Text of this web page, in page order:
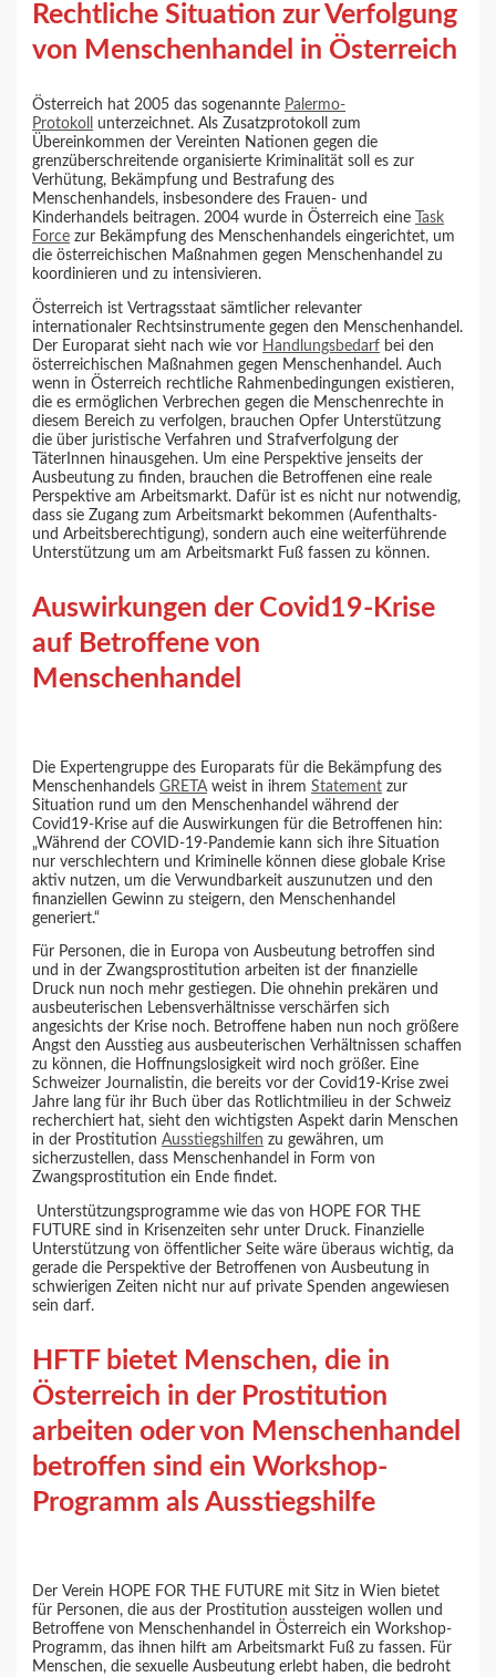
Rechtliche Situation zur Verfolgung
von Menschenhandel in Österreich
Österreich hat 2005 das sogenannte Palermo-
Protokoll
unterzeichnet. Als Zusatzprotokoll zum
Übereinkommen der Vereinten Nationen gegen die
grenzüberschreitende organisierte Kriminalität soll es zur
Verhütung, Bekämpfung und Bestrafung des
Menschenhandels, insbesondere des Frauen- und
Kinderhandels beitragen. 2004 wurde in Österreich eine
Task
Force zur Bekämpfung des Menschenhandels eingerichtet, um
die österreichischen Maßnahmen gegen Menschenhandel zu
koordinieren und zu intensivieren.
Österreich ist Vertragsstaat sämtlicher relevanter
internationaler Rechtsinstrumente gegen den Menschenhandel.
Der Europarat sieht nach wie vor Handlungsbedarf bei den
österreichischen Maßnahmen gegen Menschenhandel. Auch
wenn in Österreich rechtliche Rahmenbedingungen existieren,
die es ermöglichen Verbrechen gegen die Menschenrechte in
diesem Bereich zu verfolgen, brauchen Opfer Unterstützung
die über juristische Verfahren und Strafverfolgung der
TäterInnen hinausgehen. Um eine Perspektive jenseits der
Ausbeutung zu finden, brauchen die Betroffenen eine reale
Perspektive am Arbeitsmarkt. Dafür ist es nicht nur notwendig,
dass sie Zugang zum Arbeitsmarkt bekommen (Aufenthalts-
und Arbeitsberechtigung), sondern auch eine weiterführende
Unterstützung um am Arbeitsmarkt Fuß fassen zu können.
Auswirkungen der Covid19-Krise
auf Betroffene von
Menschenhandel
Die Expertengruppe des Europarats für die Bekämpfung des
MenschenhandelsGRETA weist in ihremStatement zur
Situation rund um den Menschenhandel während der
Covid19-Krise auf die Auswirkungen für die Betroffenen hin:
„Während der COVID-19-Pandemie kann sich ihre Situation
nur verschlechtern und Kriminelle können diese globale Krise
aktiv nutzen, um die Verwundbarkeit auszunutzen und den
finanziellen Gewinn zu steigern, den Menschenhandel
generiert.“
Für Personen, die in Europa von Ausbeutung betroffen sind
und in der Zwangsprostitution arbeiten ist der finanzielle
Druck nun noch mehr gestiegen. Die ohnehin prekären und
ausbeuterischen Lebensverhältnisse verschärfen sich
angesichts der Krise noch. Betroffene haben nun noch größere
Angst den Ausstieg aus ausbeuterischen Verhältnissen schaffen
zu können, die Hoffnungslosigkeit wird noch größer. Eine
Schweizer Journalistin, die bereits vor der Covid19-Krise zwei
Jahre lang für ihr Buch über das Rotlichtmilieu in der Schweiz
recherchiert hat, sieht den wichtigsten Aspekt darin Menschen
in der ProstitutionAusstiegshilfen zu gewähren, um
sicherzustellen, dass Menschenhandel in Form von
Zwangsprostitution ein Ende findet.
Unterstützungsprogramme wie das von HOPE FOR THE
FUTURE sind in Krisenzeiten sehr unter Druck. Finanzielle
Unterstützung von öffentlicher Seite wäre überaus wichtig, da
gerade die Perspektive der Betroffenen von Ausbeutung in
schwierigen Zeiten nicht nur auf private Spenden angewiesen
sein darf.
HFTF bietet Menschen, die in
Österreich in der Prostitution
arbeiten oder von Menschenhandel
betroffen sind ein Workshop-
Programm als Ausstiegshilfe
Der Verein HOPE FOR THE FUTURE mit Sitz in Wien bietet
für Personen, die aus der Prostitution aussteigen wollen und
Betroffene von Menschenhandel in Österreich ein Workshop-
Programm, das ihnen hilft am Arbeitsmarkt Fuß zu fassen. Für
Menschen, die sexuelle Ausbeutung erlebt haben, die bedroht